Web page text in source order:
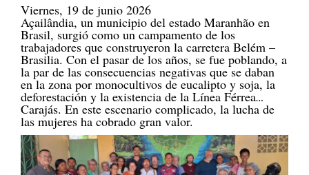
Viernes, 19 de junio 2026
Açailândia, un municipio del estado Maranhão en
Brasil, surgió como un campamento de los
trabajadores que construyeron la carretera Belém –
Brasilia. Con el pasar de los años, se fue poblando, a
la par de las consecuencias negativas que se daban
en la zona por monocultivos de eucalipto y soja, la
deforestación y la existencia de la Línea Férrea
Carajás. En este escenario complicado, la lucha de
las mujeres ha cobrado gran valor.